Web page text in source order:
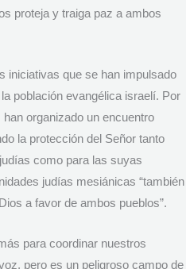
proteja y traiga paz a ambos
iniciativas que se han impulsado
población evangélica israelí. Por
organizado un encuentro
la protección del Señor tanto
como para las suyas
judías mesiánicas “también
a favor de ambos pueblos”.
para coordinar nuestros
pero es un peligroso campo de